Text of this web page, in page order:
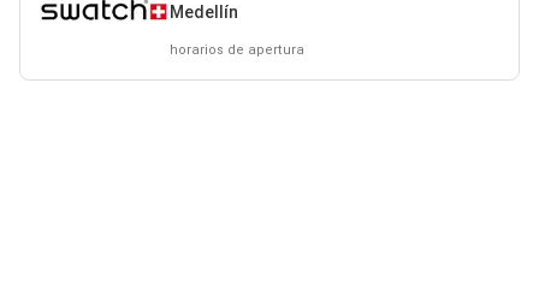
Medellín
horarios de apertura